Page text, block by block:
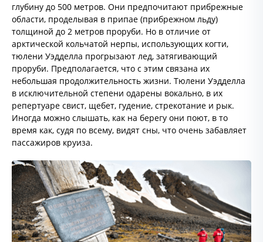
глубину до 500 метров. Они предпочитают прибрежные
области, проделывая в припае (прибрежном льду)
толщиной до 2 метров проруби. Но в отличие от
арктической кольчатой нерпы, использующих когти,
тюлени Уэдделла прогрызают лед, затягивающий
проруби. Предполагается, что с этим связана их
небольшая продолжительность жизни. Тюлени Уэдделла
в исключительной степени одарены вокально, в их
репертуаре свист, щебет, гудение, стрекотание и рык.
Иногда можно слышать, как на берегу они поют, в то
время как, судя по всему, видят сны, что очень забавляет
пассажиров круиза.